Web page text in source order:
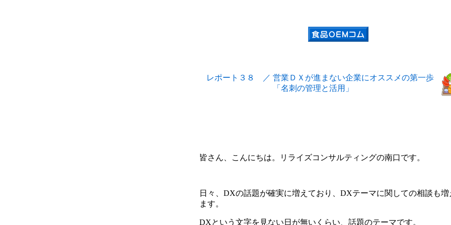
レポート３８ ／ 営業ＤＸが進まない企業にオススメの第一歩
「名刺の管理と活用」
皆さん、こんにちは。リライズコンサルティングの南口です。
日々、 DXの話題が確実に増えており、 DXテーマに関しての相談も増
ます。
DXという文字を見ない日が無いくらい、話題のテーマです。